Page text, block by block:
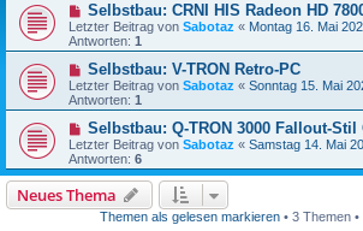
Selbstbau: CRNI HIS Radeon HD
Letzter Beitrag von Sabotaz « Montag 16. Mai
Antworten: 1
Selbstbau: V-TRON Retro-PC
Letzter Beitrag von Sabotaz « Sonntag 15. Mai
Antworten: 1
Selbstbau: Q-TRON 3000 Fallout-Stil
Letzter Beitrag von Sabotaz « Samstag 14. Mai
Antworten: 6
Neues Thema
Themen als gelesen markieren • 3 Themen •